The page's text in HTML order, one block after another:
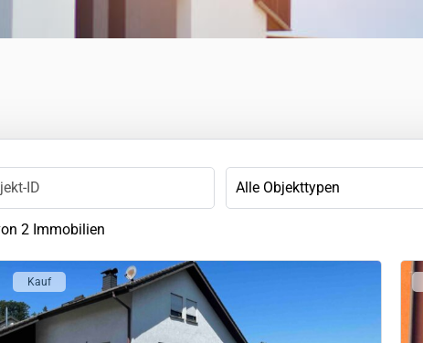
2 Immobilien
Kauf